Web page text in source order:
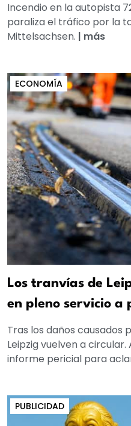
Incendio en la autopista
paraliza el tráfico por la
Mittelsachsen. | más
ECONOMÍA
Los tranvías de
en pleno servicio a
Tras los daños causados
Leipzig vuelven a
informe pericial para
PUBLICIDAD